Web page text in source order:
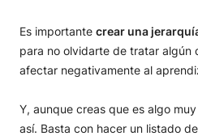
Es importante crear una
para no olvidarte de tratar algún
afectar negativamente al
Y, aunque creas que es algo
así. Basta con hacer un listado